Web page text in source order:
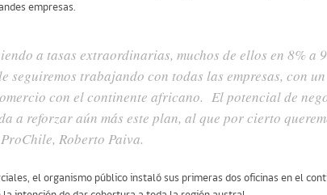
empresas.
a tasas extraordinarias, muchos de ellos en 8% a
seguiremos trabajando con todas las empresas, con
con el continente africano. El potencial de
a reforzar aún más este plan, al que por cierto
Roberto Paiva.
el organismo público instaló sus primeras dos oficinas en el